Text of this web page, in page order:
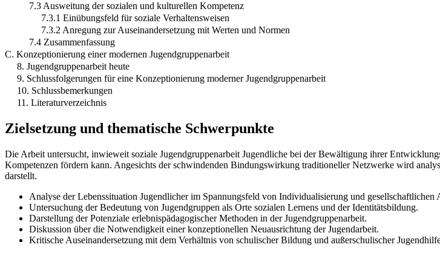
7.3 Ausweitung der sozialen und kulturellen Kompetenz
7.3.1 Einübungsfeld für soziale Verhaltensweisen
7.3.2 Anregung zur Auseinandersetzung mit Werten und Normen
7.4 Zusammenfassung
C. Konzeptionierung einer modernen Jugendgruppenarbeit
8. Jugendgruppenarbeit heute
9. Schlussfolgerungen für eine Konzeptionierung moderner Jugendgruppenarbeit
10. Schlussbemerkungen
11. Literaturverzeichnis
Zielsetzung und thematische Schwerpunkte
Die Arbeit untersucht, inwieweit soziale Jugendgruppenarbeit Jugendliche bei der Bewältigung ihrer
Kompetenzen fördern kann. Angesichts der schwindenden Bindungswirkung traditioneller Netzwerke wird
darstellt.
Analyse der Lebenssituation Jugendlicher im Spannungsfeld von Individualisierung und gesellschaftlichen
Untersuchung der Bedeutung von Jugendgruppen als Orte sozialen Lernens und der Identitätsbildung.
Darstellung der Potenziale erlebnispädagogischer Methoden in der Jugendgruppenarbeit.
Diskussion über die Notwendigkeit einer konzeptionellen Neuausrichtung der Jugendarbeit.
Kritische Auseinandersetzung mit dem Verhältnis von schulischer Bildung und außerschulischer